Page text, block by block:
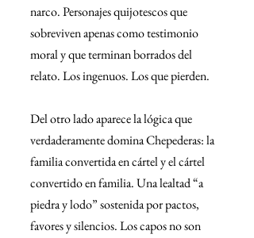
narco. Personajes quijotescos que
sobreviven apenas como testimonio
moral y que terminan borrados del
relato. Los ingenuos. Los que pierden.
Del otro lado aparece la lógica que
verdaderamente domina Chepederas: la
familia convertida en cártel y el cártel
convertido en familia. Una lealtad “a
piedra y lodo” sostenida por pactos,
favores y silencios. Los capos no son